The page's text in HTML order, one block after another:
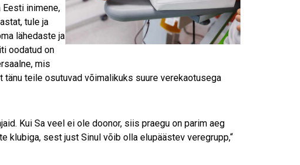
inimene,
tule ja
lähedaste ja
oodatud on
mis
teile osutuvad võimalikuks suure verekaotusega
Kui Sa veel ei ole doonor, siis praegu on parim aeg
sest just Sinul võib olla elupäästev veregrupp,“